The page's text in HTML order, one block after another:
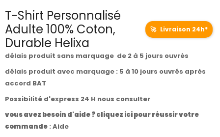
T-Shirt Personnalisé
Adulte 100% Coton,
Durable Helixa
🚀 Livraison 24h*
délais produit sans marquage de 2 à 5 jours ouvrés
délais produit avec marquage : 5 à 10 jours ouvrés après
accord BAT
Possibilité d'express 24 H nous consulter
vous avez besoin d'aide ? cliquez ici pour réussir votre
commande : Aide